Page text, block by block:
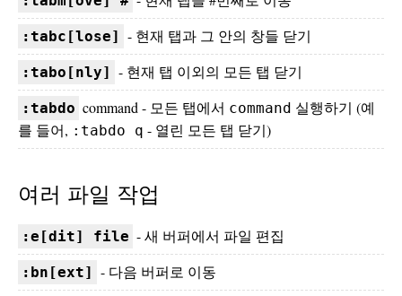
:tabc[lose] - 현재 탭과 그 안의 창들 닫기
:tabo[nly] - 현재 탭 이외의 모든 탭 닫기
:tabdo command - 모든 탭에서 command 실행하기 (예
를 들어, :tabdo q - 열린 모든 탭 닫기)
여러 파일 작업
:e[dit] file - 새 버퍼에서 파일 편집
:bn[ext] - 다음 버퍼로 이동